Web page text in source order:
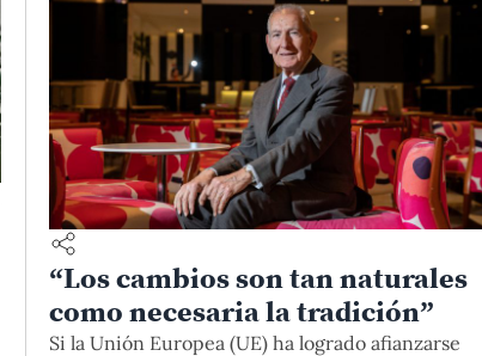
“Los cambios son tan naturales
como necesaria la tradición”
Si la Unión Europea (UE) ha logrado afianzarse